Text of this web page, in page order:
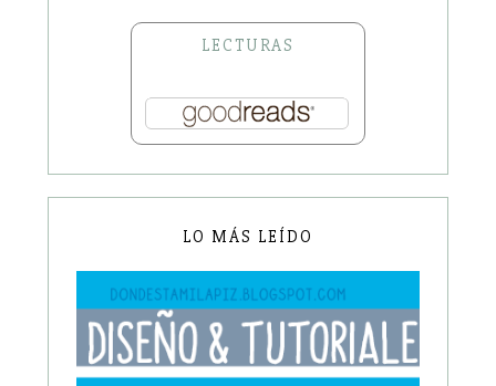
LECTURAS
LO MÁS LEÍDO